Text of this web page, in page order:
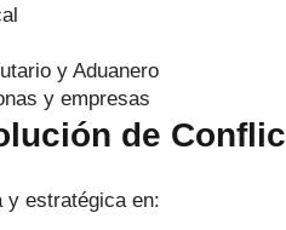
y Aduanero
y empresas
de
y estratégica en: